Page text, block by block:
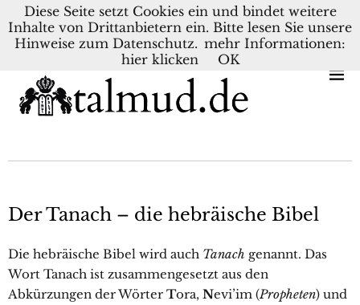
KONTAKT BLOG DEUTSCH NEDERLANDS
Der Tanach – die hebräische Bibel
Die hebräische Bibel wird auch Tanach genannt. Das
Wort Tanach ist zusammengesetzt aus den
Abkürzungen der Wörter Tora, Nevi’im (Propheten) und
Diese Seite setzt Cookies ein und bindet weitere
Inhalte von Drittanbietern ein. Bitte lesen Sie unsere
Hinweise zum Datenschutz. mehr Informationen:
hier klicken
OK